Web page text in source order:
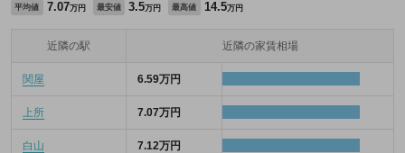
平均値 7.07万円 最安値 3.5万円 最高値 14.5万円
近隣の駅 近隣の家賃相場
関屋 6.59万円
上所 7.07万円
白山 7.12万円